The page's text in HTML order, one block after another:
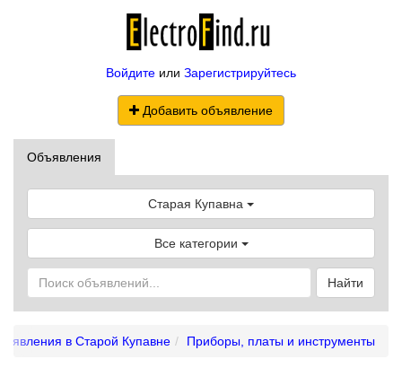
Войдите или Зарегистрируйтесь
Добавить объявление
Объявления
Старая Купавна
Все категории
Найти
в Старой Купавне Приборы, платы и инструменты